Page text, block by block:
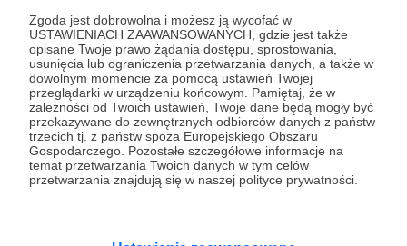
Zgoda jest dobrowolna i możesz ją wycofać w
USTAWIENIACH ZAAWANSOWANYCH, gdzie jest także
opisane Twoje prawo żądania dostępu, sprostowania,
usunięcia lub ograniczenia przetwarzania danych, a także w
dowolnym momencie za pomocą ustawień Twojej
przeglądarki w urządzeniu końcowym. Pamiętaj, że w
zależności od Twoich ustawień, Twoje dane będą mogły być
przekazywane do zewnętrznych odbiorców danych z państw
trzecich tj. z państw spoza Europejskiego Obszaru
Gospodarczego. Pozostałe szczegółowe informacje na
temat przetwarzania Twoich danych w tym celów
przetwarzania znajdują się w naszej polityce prywatności.
Kontynuuj z Google
Kontynuuj z Facebook
Kontynuuj z Apple
konta przez osobę niepełnoletnią” dostępny w regulaminie Patronite.pl